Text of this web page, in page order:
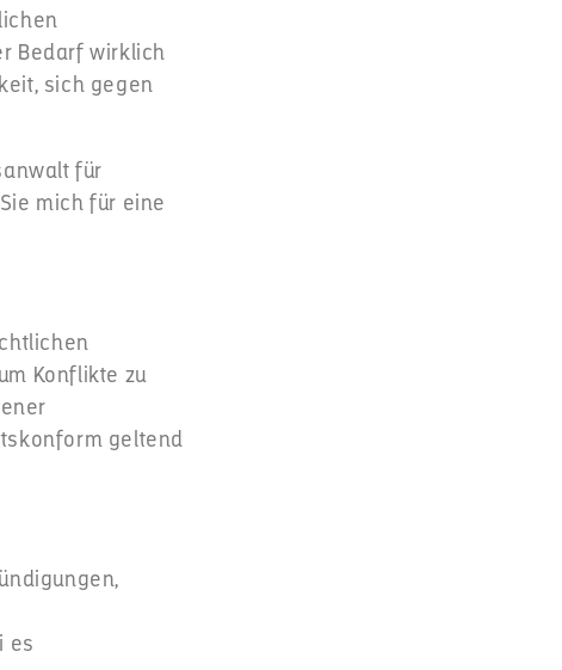
Bedarf wirklich
sich gegen
für
mich für eine
Konflikte zu
geltend
es